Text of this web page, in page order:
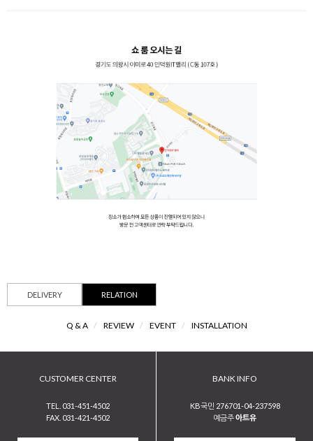
DELIVERY RELATION
Q & A / REVIEW / EVENT / INSTALLATION
CUSTOMER CENTER
TEL. 031-451-4502
FAX. 031-421-4502
BANK INFO
KB국민 276701-04-237598
예금주아트유